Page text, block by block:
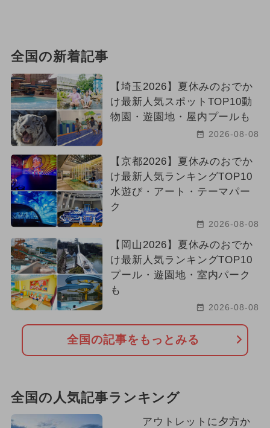
全国の新着記事
【埼玉2026】夏休みのおでか
け最新人気スポットTOP10動
物園・遊園地・屋内プールも
2026-08-08
【京都2026】夏休みのおでか
け最新人気ランキングTOP10
水遊び・アート・テーマパー
ク
2026-08-08
【岡山2026】夏休みのおでか
け最新人気ランキングTOP10
プール・遊園地・室内パーク
も
2026-08-08
全国の記事をもっとみる
全国の人気記事ランキング
アウトレットに夕方か